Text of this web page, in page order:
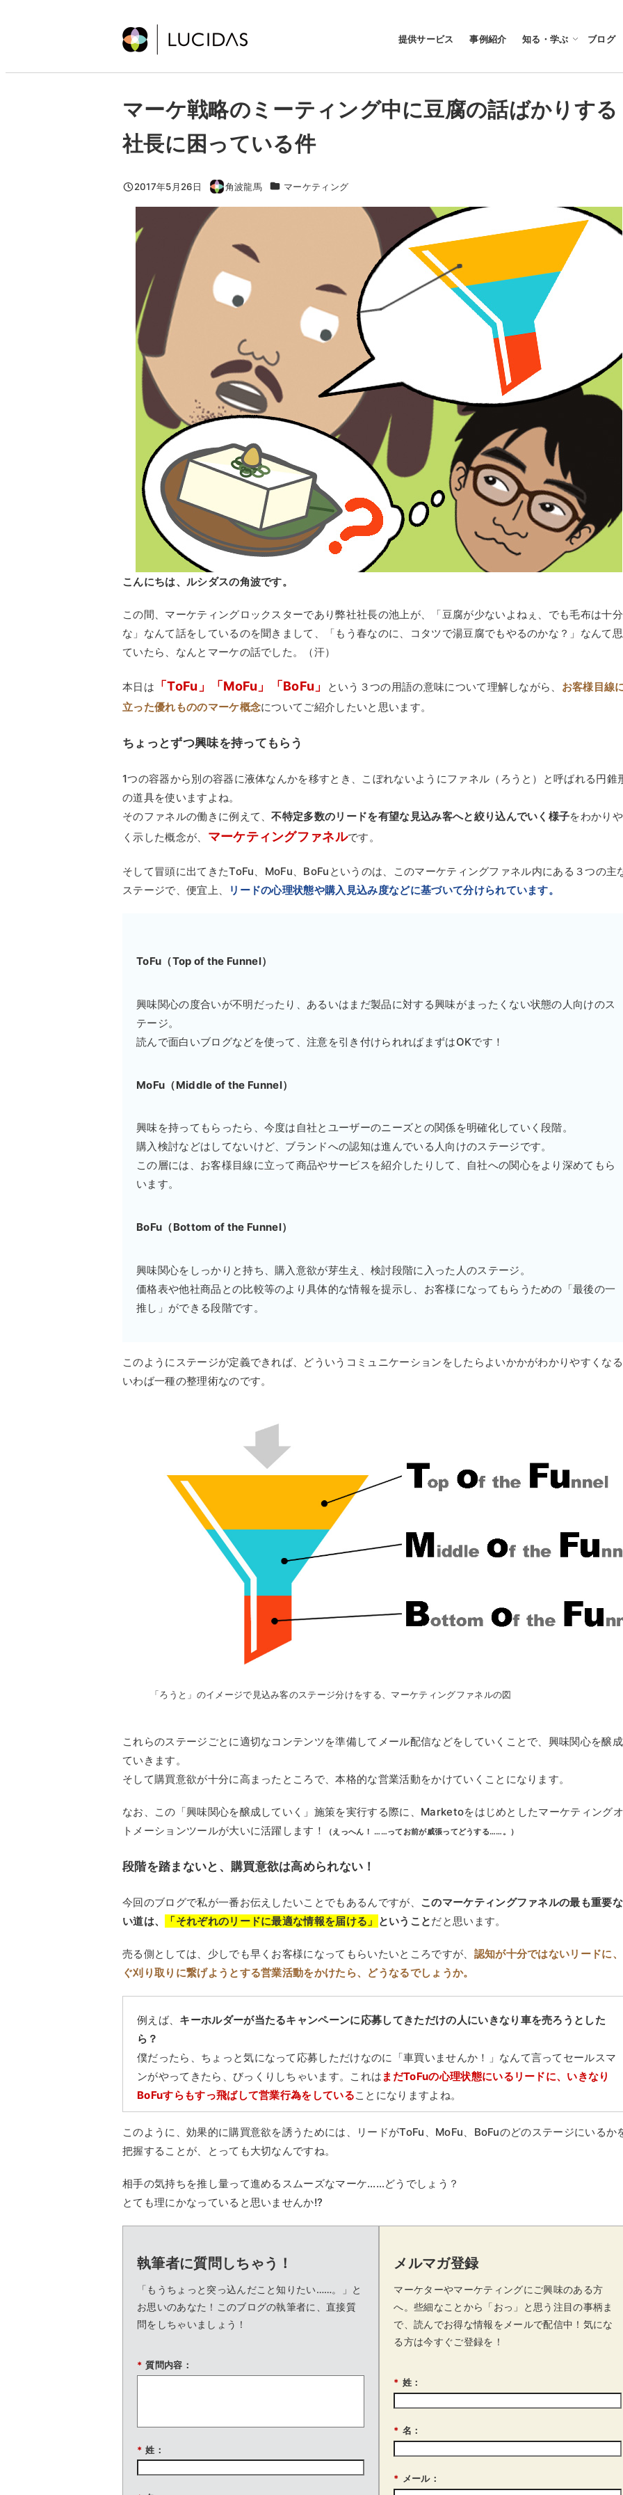
コ
提供サービス 事例紹介 知る・学ぶ ブログ
マーケ戦略のミーティング中に豆腐の話ばかりする
社長に困っている件
投稿日
2017年5月26日
著
者
角波龍馬 カテゴリー
マーケティング
こんにちは、ルシダスの角波です。
この間、マーケティングロックスターであり弊社社長の池上が、「豆腐が少ないよねぇ、でも毛布は十
な」なんて話をしているのを聞きまして、「もう春なのに、コタツで湯豆腐でもやるのかな？」なんて
ていたら、なんとマーケの話でした。（汗）
本日は 「ToFu」「MoFu」「BoFu」 という３つの用語の意味について理解しながら、 お客様目線
立った優れもののマーケ概念についてご紹介したいと思います。
ちょっとずつ興味を持ってもらう
1つの容器から別の容器に液体なんかを移すとき、こぼれないようにファネル（ろうと）と呼ばれる円錐
の道具を使いますよね。
そのファネルの働きに例えて、不特定多数のリードを有望な見込み客へと絞り込んでいく様子をわかり
く示した概念が、 マーケティングファネルです。
そして冒頭に出てきたToFu、MoFu、BoFuというのは、このマーケティングファネル内にある３つの主
ステージで、便宜上、
リードの心理状態や購入見込み度などに基づいて分けられています。
ToFu （Top of the Funnel）
興味関心の度合いが不明だったり、あるいはまだ製品に対する興味がまったくない状態の人向けのス
テージ。
読んで面白いブログなどを使って、注意を引き付けられればまずはOKです！
MoFu （Middle of the Funnel）
興味を持ってもらったら、今度は自社とユーザーのニーズとの関係を明確化していく段階。
購入検討などはしてないけど、ブランドへの認知は進んでいる人向けのステージです。
この層には、お客様目線に立って商品やサービスを紹介したりして、自社への関心をより深めてもら
います。
BoFu （Bottom of the Funnel）
興味関心をしっかりと持ち、購入意欲が芽生え、検討段階に入った人のステージ。
価格表や他社商品との比較等のより具体的な情報を提示し、お客様になってもらうための「最後の一
推し」ができる段階です。
このようにステージが定義できれば、どういうコミュニケーションをしたらよいかかがわかりやすくな
いわば一種の整理術なのです。
「ろうと」のイメージで見込み客のステージ分けをする、マーケティングファネルの図
これらのステージごとに適切なコンテンツを準備してメール配信などをしていくことで、興味関心を醸
ていきます。
そして購買意欲が十分に高まったところで、本格的な営業活動をかけていくことになります。
なお、この「興味関心を醸成していく」施策を実行する際に、Marketoをはじめとしたマーケティング
トメーションツールが大いに活躍します！
（えっへん！ ……ってお前が威張ってどうする……。）
段階を踏まないと、購買意欲は高められない！
今回のブログで私が一番お伝えしたいことでもあるんですが、 このマーケティングファネルの最も重要
い道は、
「それぞれのリードに最適な情報を届ける」 ということだと思います。
売る側としては、少しでも早くお客様になってもらいたいところですが、 認知が十分ではないリードに
ぐ刈り取りに繋げようとする営業活動をかけたら、どうなるでしょうか。
例えば、 キーホルダーが当たるキャンペーンに応募してきただけの人にいきなり車を売ろうとした
ら？
僕だったら、ちょっと気になって応募しただけなのに「車買いませんか！」なんて言ってセールスマ
ンがやってきたら、びっくりしちゃいます。これはまだToFuの心理状態にいるリードに、いきなり
BoFuすらもすっ飛ばして営業行為をしていることになりますよね。
このように、効果的に購買意欲を誘うためには、リードがToFu、MoFu、BoFuのどのステージにいるか
把握することが、とっても大切なんですね。
相手の気持ちを推し量って進めるスムーズなマーケ……どうでしょう？
とても理にかなっていると思いませんか!?
執筆者に質問しちゃう！
「もうちょっと突っ込んだこと知りたい……。」と
お思いのあなた！このブログの執筆者に、直接質
問をしちゃいましょう！
* 質問内容：
* 姓：
メルマガ登録
マーケターやマーケティングにご興味のある方
へ。些細なことから「おっ」と思う注目の事柄ま
で、読んでお得な情報をメールで配信中！気にな
る方は今すぐご登録を！
* 姓：
* 名：
* メール：